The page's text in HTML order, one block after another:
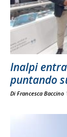
Inalpi
puntando
Di Francesca Baccino